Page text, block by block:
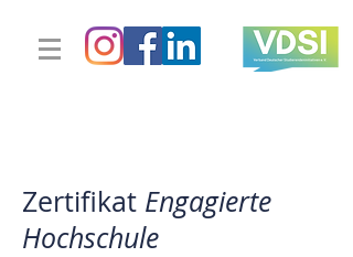
Zertifikat Engagierte
Hochschule